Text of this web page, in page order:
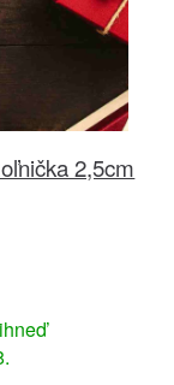
2,5cm